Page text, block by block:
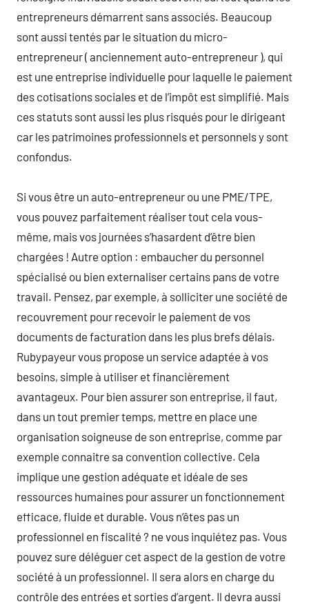
entrepreneurs démarrent sans associés. Beaucoup
sont aussi tentés par le situation du micro-
entrepreneur ( anciennement auto-entrepreneur ), qui
est une entreprise individuelle pour laquelle le paiement
des cotisations sociales et de l’impôt est simplifié. Mais
ces statuts sont aussi les plus risqués pour le dirigeant
car les patrimoines professionnels et personnels y sont
confondus.
Si vous être un auto-entrepreneur ou une PME/TPE,
vous pouvez parfaitement réaliser tout cela vous-
même, mais vos journées s’hasardent d’être bien
chargées ! Autre option : embaucher du personnel
spécialisé ou bien externaliser certains pans de votre
travail. Pensez, par exemple, à solliciter une société de
recouvrement pour recevoir le paiement de vos
documents de facturation dans les plus brefs délais.
Rubypayeur vous propose un service adaptée à vos
besoins, simple à utiliser et financièrement
avantageux. Pour bien assurer son entreprise, il faut,
dans un tout premier temps, mettre en place une
organisation soigneuse de son entreprise, comme par
exemple connaitre sa convention collective. Cela
implique une gestion adéquate et idéale de ses
ressources humaines pour assurer un fonctionnement
efficace, fluide et durable. Vous n’êtes pas un
professionnel en fiscalité ? ne vous inquiétez pas. Vous
pouvez sure déléguer cet aspect de la gestion de votre
société à un professionnel. Il sera alors en charge du
contrôle des entrées et sorties d’argent. Il devra aussi